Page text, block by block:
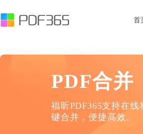
首
PDF合并
福昕PDF365支持在
键合并，便捷高效。